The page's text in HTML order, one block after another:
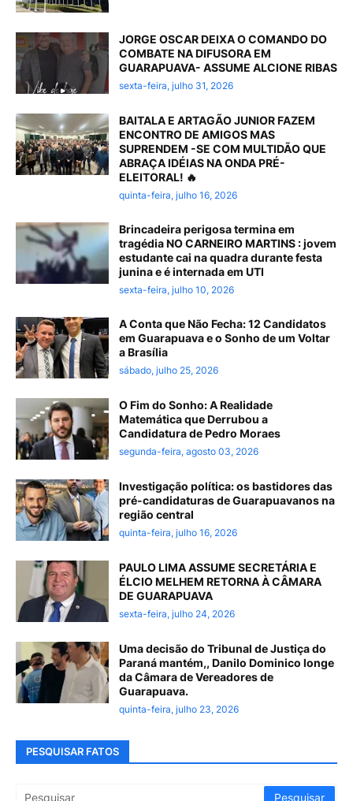
JORGE OSCAR DEIXA O COMANDO DO
COMBATE NA DIFUSORA EM
GUARAPUAVA- ASSUME ALCIONE RIBAS
sexta-feira, julho 31, 2026
BAITALA E ARTAGÃO JUNIOR FAZEM
ENCONTRO DE AMIGOS MAS
SUPRENDEM -SE COM MULTIDÃO QUE
ABRAÇA IDÉIAS NA ONDA PRÉ-
ELEITORAL! 🔥
quinta-feira, julho 16, 2026
Brincadeira perigosa termina em
tragédia NO CARNEIRO MARTINS : jovem
estudante cai na quadra durante festa
junina e é internada em UTI
sexta-feira, julho 10, 2026
A Conta que Não Fecha: 12 Candidatos
em Guarapuava e o Sonho de um Voltar
a Brasília
sábado, julho 25, 2026
O Fim do Sonho: A Realidade
Matemática que Derrubou a
Candidatura de Pedro Moraes
segunda-feira, agosto 03, 2026
Investigação política: os bastidores das
pré-candidaturas de Guarapuavanos na
região central
quinta-feira, julho 16, 2026
PAULO LIMA ASSUME SECRETÁRIA E
ÉLCIO MELHEM RETORNA À CÂMARA
DE GUARAPUAVA
sexta-feira, julho 24, 2026
Uma decisão do Tribunal de Justiça do
Paraná mantém,, Danilo Dominico longe
da Câmara de Vereadores de
Guarapuava.
quinta-feira, julho 23, 2026
PESQUISAR FATOS